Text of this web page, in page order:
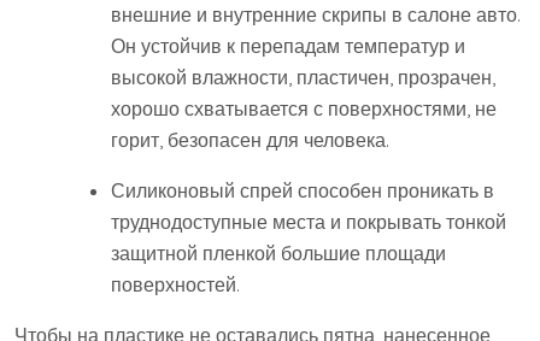
внешние и внутренние скрипы в салоне авто.
Он устойчив к перепадам температур и
высокой влажности, пластичен, прозрачен,
хорошо схватывается с поверхностями, не
горит, безопасен для человека.
Силиконовый спрей способен проникать в
труднодоступные места и покрывать тонкой
защитной пленкой большие площади
поверхностей.
Чтобы на пластике не оставались пятна, нанесенное